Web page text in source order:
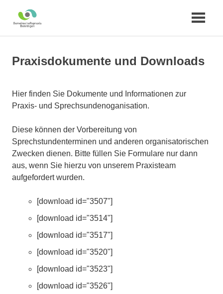
springen
Praxisdokumente und Downloads
Hier finden Sie Dokumente und Informationen zur
Praxis- und Sprechsundenoganisation.
Diese können der Vorbereitung von
Sprechstundenterminen und anderen organisatorischen
Zwecken dienen. Bitte füllen Sie Formulare nur dann
aus, wenn Sie hierzu von unserem Praxisteam
aufgefordert wurden.
[download id="3507"]
[download id="3514"]
[download id="3517"]
[download id="3520"]
[download id="3523"]
[download id="3526"]